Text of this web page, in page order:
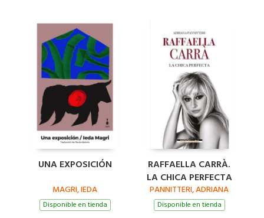
UNA EXPOSICIÓN
MAGRI, IEDA
Disponible en tienda
RAFFAELLA CARRÀ.
LA CHICA PERFECTA
PANNITTERI, ADRIANA
Disponible en tienda